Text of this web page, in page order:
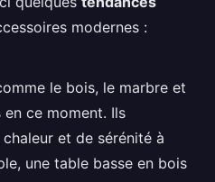
modernes :
le bois, le marbre et
ce moment. Ils
et de sérénité à
une table basse en bois